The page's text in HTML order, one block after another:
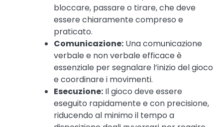
bloccare, passare o tirare, che deve
essere chiaramente compreso e
praticato.
Comunicazione: Una comunicazione
verbale e non verbale efficace è
essenziale per segnalare l’inizio del gioco
e coordinare i movimenti.
Esecuzione: Il gioco deve essere
eseguito rapidamente e con precisione,
riducendo al minimo il tempo a